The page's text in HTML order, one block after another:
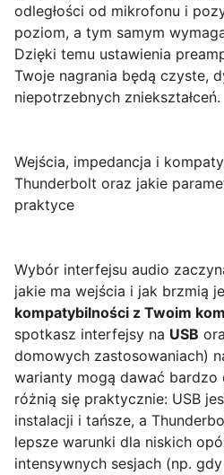
odległości od mikrofonu i
poziom, a tym samym
Dzięki temu ustawienia
Twoje nagrania będą czyste,
niepotrzebnych zniekształceń.
Wejścia, impedancja i
Thunderbolt oraz jakie
praktyce
Wybór interfejsu audio
jakie ma wejścia i jak brzmią
kompatybilności z Twoim
spotkasz interfejsy na USB
domowych zastosowaniach)
warianty mogą dawać bardzo
różnią się praktycznie: USB
instalacji i tańsze, a
lepsze warunki dla niskich
intensywnych sesjach (np.